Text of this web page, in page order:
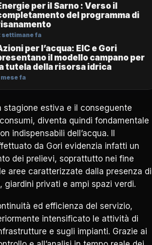
per il Sarno : Verso il
del programma di
settimane fa
per l’acqua: EIC e Gori
il modello campano per
tutela della risorsa idrica
mese fa
stagione estiva e il conseguente
diventa quindi fondamentale
indispensabili dell’acqua. Il
da Gori evidenzia infatti un
dei prelievi, soprattutto nei fine
aree caratterizzate dalla presenza di
giardini privati e ampi spazi verdi.
ed efficienza del servizio,
intensificato le attività di
e sugli impianti. Grazie ai